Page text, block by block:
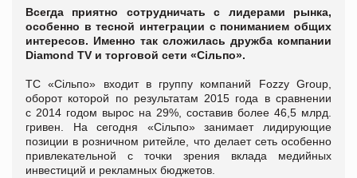
Всегда приятно сотрудничать с лидерами рынка,
особенно в тесной интеграции с пониманием общих
интересов. Именно так сложилась дружба компании
Diamond TV и торговой сети «Сільпо».
ТС «Сільпо» входит в группу компаний Fozzy Group,
оборот которой по результатам 2015 года в сравнении
с 2014 годом вырос на 29%, составив более 46,5 млрд.
гривен. На сегодня «Сільпо» занимает лидирующие
позиции в розничном ритейле, что делает сеть особенно
привлекательной с точки зрения вклада медийных
инвестиций и рекламных бюджетов.